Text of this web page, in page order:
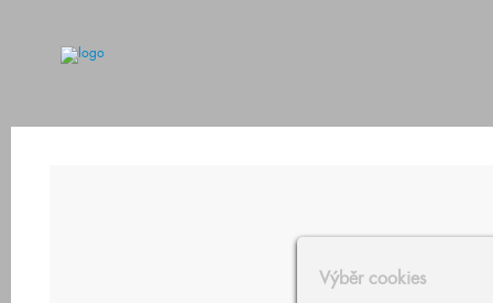
Výběr cookies